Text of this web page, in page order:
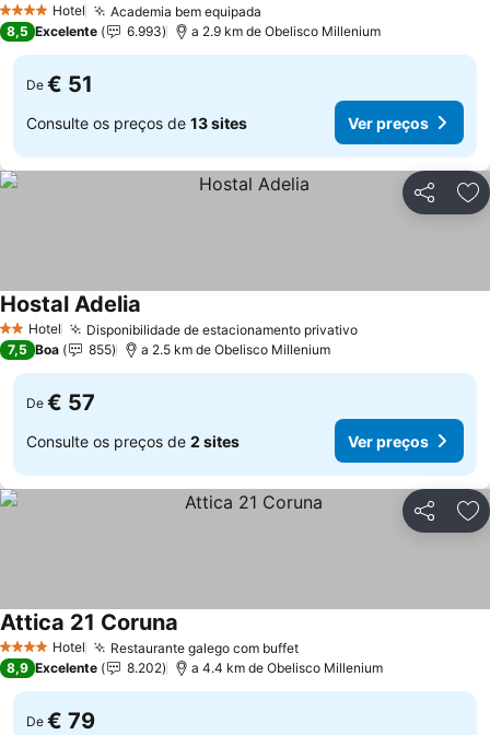
4 EstrelasHotel Academia bem equipada
8,5 Excelente 6.993 a 2.9 km de Obelisco Millenium
De € 51
Consulte os preços de 13 sites Ver preços
Partilhar
2 Estrelas
Hotel Disponibilidade de estacionamento privativoVer preços
Hostal Adelia
7,5 Boa 855 a 2.5 km de Obelisco Millenium
De € 57
Consulte os preços de 2 sites Ver preços
Partilhar
4 EstrelasHotel Restaurante galego com buffetVer preços
Attica 21 Coruna
8,9 Excelente 8.202 a 4.4 km de Obelisco Millenium
De € 79